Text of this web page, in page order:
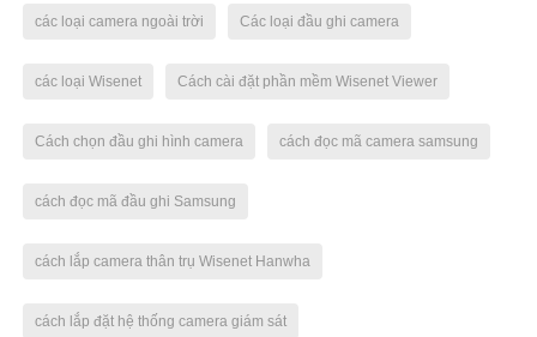
các loại camera ngoài trời Các loại đầu ghi camera
các loại Wisenet Cách cài đặt phần mềm Wisenet Viewer
Cách chọn đầu ghi hình camera cách đọc mã camera samsung
cách đọc mã đầu ghi Samsung
cách lắp camera thân trụ Wisenet Hanwha
cách lắp đặt hệ thống camera giám sát